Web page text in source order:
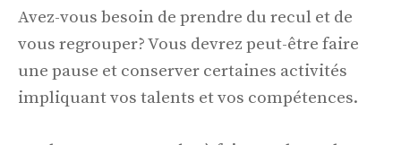
Avez-vous besoin de prendre du recul et de
vous regrouper? Vous devrez peut-être faire
une pause et conserver certaines activités
impliquant vos talents et vos compétences.